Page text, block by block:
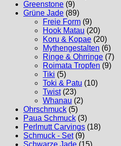
Greenstone (9)
Grüne Jade (89)
Freie Form (9)
Hook Matau (20)
Koru & Kopae (20)
Mythengestalten (6)
Ringe & Ohrringe (7)
Roimata Tropfen (9)
Tiki (5)
Toki & Patu (10)
Twist (23)
Whanau (2)
Ohrschmuck (5)
Paua Schmuck (3)
Perlmutt Carvings (18)
Schmuck - Set (9)
Schwarze Jade (15)